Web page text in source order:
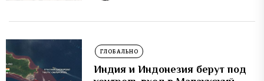
ГЛОБАЛЬНО
Индия и Индонезия берут под